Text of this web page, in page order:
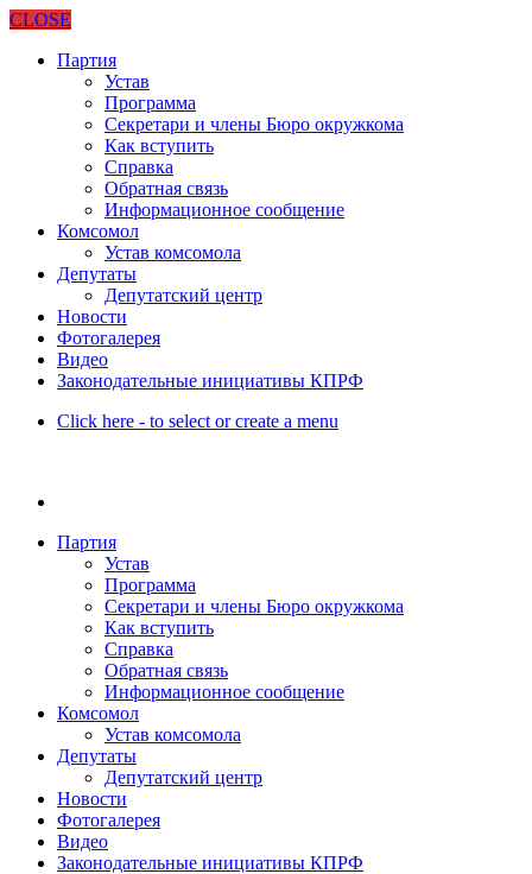
CLOSE
Партия
Устав
Программа
Секретари и члены Бюро окружкома
Как вступить
Справка
Обратная связь
Информационное сообщение
Комсомол
Устав комсомола
Депутаты
Депутатский центр
Новости
Фотогалерея
Видео
Законодательные инициативы КПРФ
Click here - to select or create a menu
Партия
Устав
Программа
Секретари и члены Бюро окружкома
Как вступить
Справка
Обратная связь
Информационное сообщение
Комсомол
Устав комсомола
Депутаты
Депутатский центр
Новости
Фотогалерея
Видео
Законодательные инициативы КПРФ